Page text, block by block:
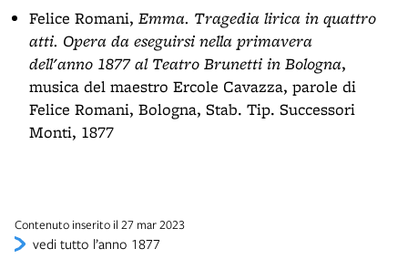
Felice Romani, Emma. Tragedia lirica in quattro
atti. Opera da eseguirsi nella primavera
dell'anno 1877 al Teatro Brunetti in Bologna,
musica del maestro Ercole Cavazza, parole di
Felice Romani, Bologna, Stab. Tip. Successori
Monti, 1877
Contenuto inserito il 27 mar 2023
vedi tutto l’anno 1877